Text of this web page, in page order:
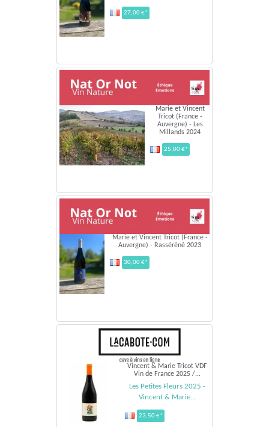
27,00 €*
Marie et Vincent
Tricot (France -
Auvergne) - Les
Millands 2024
25,00 €*
Marie et Vincent Tricot (France -
Auvergne) - Rasséréné 2023
30,00 €*
Vincent & Marie Tricot VDF
Vin de France 2025 /...
Les Petites Fleurs 2025 -
Vincent & Marie...
23,50 €*